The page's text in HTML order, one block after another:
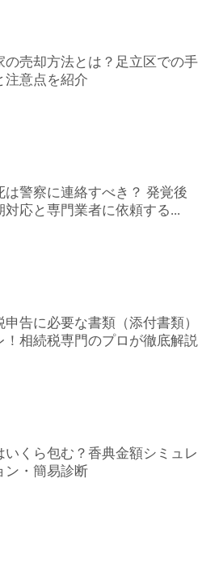
の売却方法とは？足立区での手
注意点を紹介
は警察に連絡すべき？ 発覚後
対応と専門業者に依頼する...
申告に必要な書類（添付書類）
！相続税専門のプロが徹底解説
いくら包む？香典金額シミュレ
ン・簡易診断